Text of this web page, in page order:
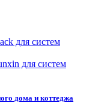
для систем
для систем
дома и коттеджа